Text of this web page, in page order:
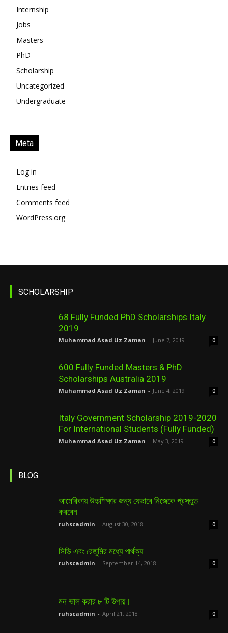
Internship
Jobs
Masters
PhD
Scholarship
Uncategorized
Undergraduate
Meta
Log in
Entries feed
Comments feed
WordPress.org
SCHOLARSHIP
68 Fully Funded PhD Scholarships Italy
2019
Muhammad Asad Uz Zaman - June 7, 2019 0
600 Fully Funded Masters & PhD
Scholarships Australia 2019
Muhammad Asad Uz Zaman - June 4, 2019 0
Italy Government Scholarship 2019-2020
For International Students (Fully Funded)
Muhammad Asad Uz Zaman - May 3, 2019 0
BLOG
আমেরিকায় উচ্চশিক্ষার জন্য যেভাবে নিজেকে প্রস্তুত
করবেন
ruhscadmin - August 30, 2018 0
সিভি এবং রেজুমির মধ্যে পার্থক্য
ruhscadmin - September 14, 2018 0
মন ভাল করার ৮ টি উপায়।
ruhscadmin - April 21, 2018 0